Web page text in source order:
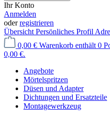
Ihr Konto
Anmelden
oderregistrieren
Übersicht Persönliches Profil
0,00 € Warenkorb enthält 0
0,00 €.
Angebote
Mörtelspritzen
Düsen und Adapter
Dichtungen und Ersatzteile
Montagewerkzeug